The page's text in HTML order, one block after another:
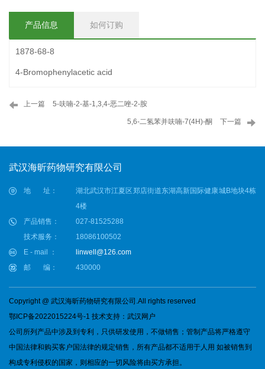
产品信息 如何订购
1878-68-8
4-Bromophenylacetic acid
上一篇 5-呋喃-2-基-1,3,4-恶二唑-2-胺
5,6-二氢苯并呋喃-7(4H)-酮 下一篇
武汉海昕药物研究有限公司
地 址：
湖北武汉市江夏区郑店街道东湖高新国际健康城B地块4栋
4楼
产品销售：
027-81525288
技术服务：
18086100502
E - mail ：
linwell@126.com
邮 编：
430000
Copyright @ 武汉海昕药物研究有限公司.All rights reserved
鄂ICP备2022015224号-1 技术支持： 武汉网户
公司所列产品中涉及到专利，只供研发使用，不做销售；管制产品将严格遵守
中国法律和购买客户国法律的规定销售，所有产品都不适用于人用 如被销售到
构成专利侵权的国家，则相应的一切风险将由买方承担。